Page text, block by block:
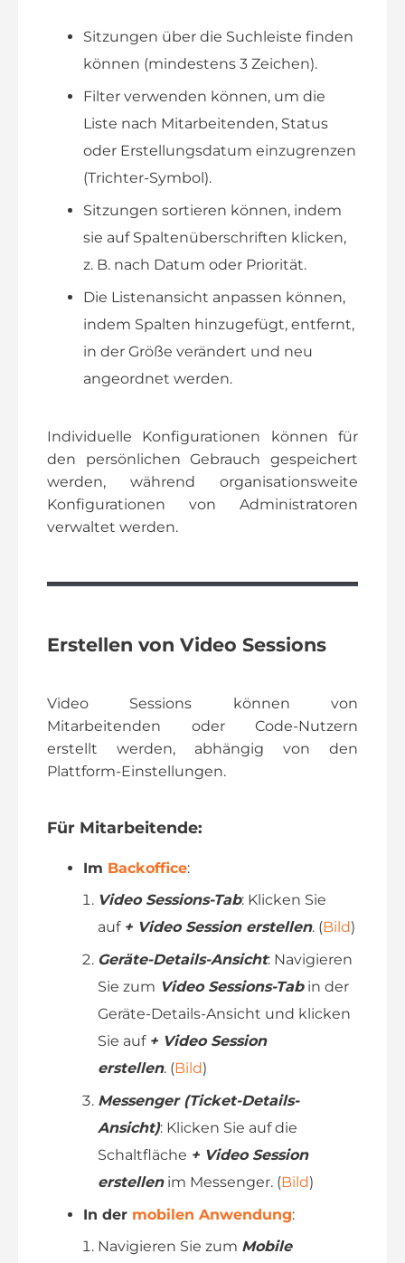
Sitzungen über die Suchleiste finden
können (mindestens 3 Zeichen).
Filter verwenden können, um die
Liste nach Mitarbeitenden, Status
oder Erstellungsdatum einzugrenzen
(Trichter-Symbol).
Sitzungen sortieren können, indem
sie auf Spaltenüberschriften klicken,
z. B. nach Datum oder Priorität.
Die Listenansicht anpassen können,
indem Spalten hinzugefügt, entfernt,
in der Größe verändert und neu
angeordnet werden.
Individuelle Konfigurationen können für
den persönlichen Gebrauch gespeichert
werden, während organisationsweite
Konfigurationen von Administratoren
verwaltet werden.
Erstellen von Video Sessions
Video Sessions können von
Mitarbeitenden oder Code-Nutzern
erstellt werden, abhängig von den
Plattform-Einstellungen.
Für Mitarbeitende:
Im Backoffice:
Video Sessions-Tab: Klicken Sie
auf + Video Session erstellen. (Bild)
Geräte-Details-Ansicht: Navigieren
Sie zum Video Sessions-Tabin der
Geräte-Details-Ansicht und klicken
Sie auf + Video Session
erstellen. (Bild)
Messenger (Ticket-Details-
Ansicht): Klicken Sie auf die
Schaltfläche + Video Session
erstellenim Messenger. (Bild)
In der mobilen Anwendung:
Navigieren Sie zum Mobile